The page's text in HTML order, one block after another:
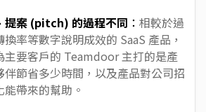
提案 (pitch) 的過程不同 ： 相較於過
率等數字說明成效的 SaaS 產品，
主要客戶的 Teamdoor 主打的是產
伴節省多少時間，以及產品對公司招
帶來的幫助。